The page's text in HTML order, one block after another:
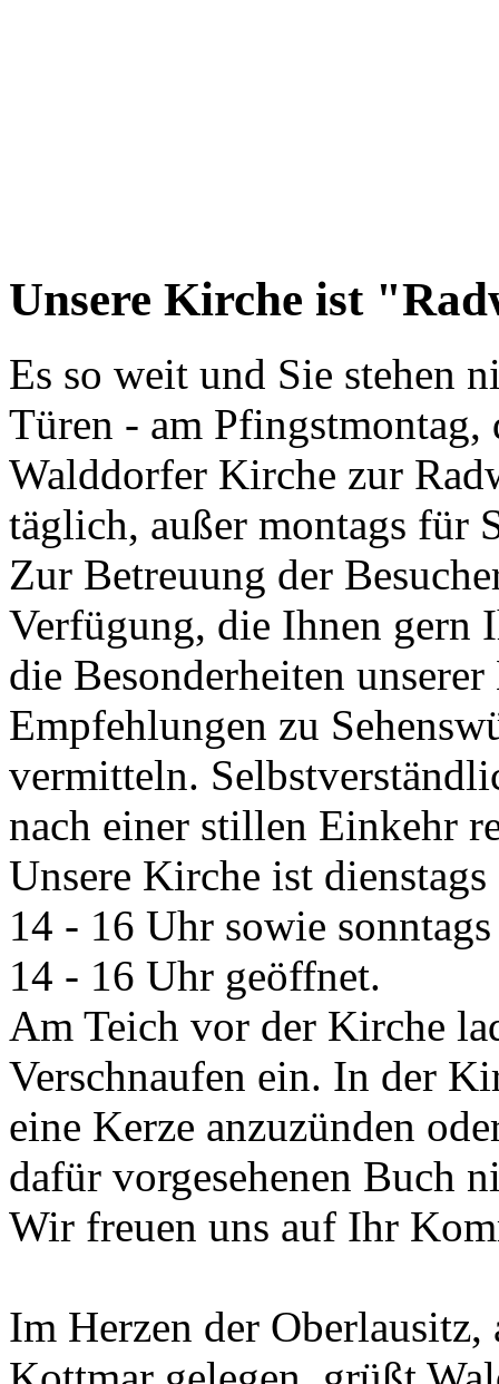
Unsere Kirche ist
Es so weit und Sie stehen
Türen - am
Walddorfer Kirche zur
täglich, außer montags für
Zur Betreuung der
Verfügung, die Ihnen gern
die Besonderheiten
Empfehlungen zu
vermitteln.
nach einer stillen Einkehr
Unsere Kirche ist
14 - 16 Uhr sowie
14 - 16 Uhr geöffnet.
Am Teich vor der Kirche
Verschnaufen ein. In der
eine Kerze anzuzünden
dafür vorgesehenen Buch
Wir freuen uns auf Ihr
Im Herzen der Oberlausitz,